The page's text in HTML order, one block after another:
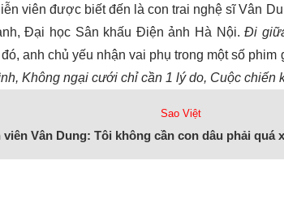
viên được biết đến là con trai nghệ sĩ Vân
Đại học Sân khấu Điện ảnh Hà Nội.Đi
anh chủ yếu nhận vai phụ trong một số phim
Không ngại cưới chỉ cần 1 lý do, Cuộc chiến
Sao Việt
viên Vân Dung: Tôi không cần con dâu phải quá